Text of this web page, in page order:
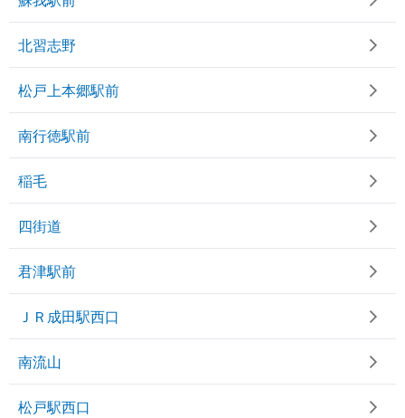
北習志野
松戸上本郷駅前
南行徳駅前
稲毛
四街道
君津駅前
ＪＲ成田駅西口
南流山
松戸駅西口